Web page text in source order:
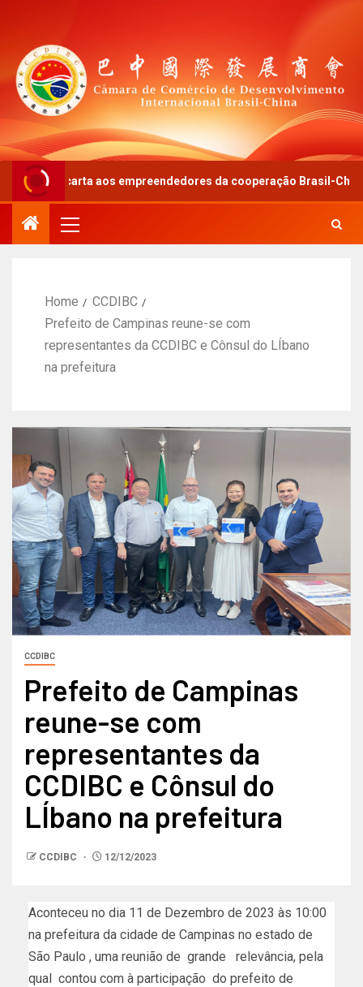
aos empreendedores da cooperação Brasil-China
Home
CCDIBC
Prefeito de Campinas reune-se com
representantes da CCDIBC e Cônsul do LÍbano
na prefeitura
CCDIBC
Prefeito de Campinas
reune-se com
representantes da
CCDIBC e Cônsul do
LÍbano na prefeitura
CCDIBC 12/12/2023
Aconteceu no dia 11 de Dezembro de 2023 às 10:00
na prefeitura da cidade de Campinas no estado de
São Paulo , uma reunião de grande relevância, pela
qual contou com à participação do prefeito de